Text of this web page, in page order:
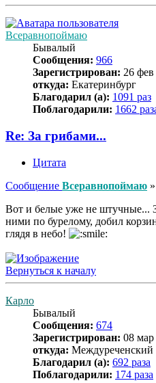
Всеравнопоймаю
Бывалый
Сообщения: 966
Зарегистрирован: 26 фев
откуда: Екатеринбург
Благодарил (а): 1091 раз
Поблагодарили: 1662
Re: За грибами...
Цитата
Сообщение Всеравнопоймаю »
Вот и белые уже не штучные...
ними по бурелому, добил
глядя в небо!
Вернуться к началу
Карло
Бывалый
Сообщения: 674
Зарегистрирован: 08 мар
откуда: Междуреченский
Благодарил (а): 692 раза
Поблагодарили: 174 раза